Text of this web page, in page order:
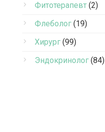
Фитотерапевт (2)
Флеболог (19)
Хирург (99)
Эндокринолог (84)